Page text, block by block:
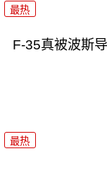
最热
F-35真被波斯
最热